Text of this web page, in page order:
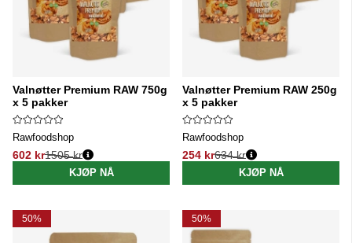
Valnøtter Premium RAW 750g
x 5 pakker
Rawfoodshop
602 kr
Vanlig pris:
1505 kr
KJØP NÅ
Valnøtter Premium RAW 250g
x 5 pakker
Rawfoodshop
254 kr
Vanlig pris:
634 kr
KJØP NÅ
50% 50%